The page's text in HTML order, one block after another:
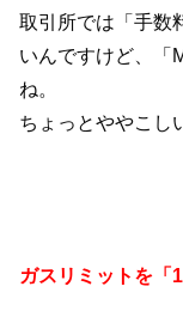
取引所では「手数
いんですけど、「
ね。
ちょっとややこし
ガスリミットを「